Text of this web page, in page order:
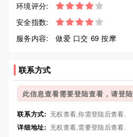
环境评分:
安全指数:
服务内容:
做爱 口交 69 按摩
联系方式
此信息查看需要登陆查看，请登
联系方式: 无权查看,你需登陆后查看.
详细地址: 无权查看,需要登陆后查看.